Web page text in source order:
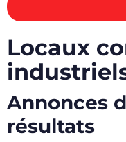
Locaux
Annonces
résultats